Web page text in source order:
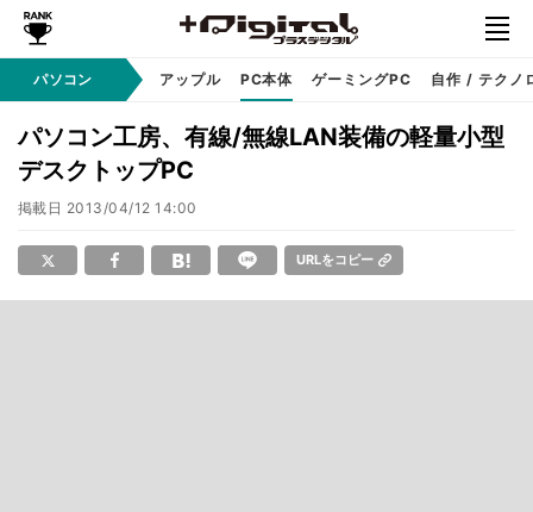
パソコンWindows アップル PC本体 ゲーミングPC 自作 / テクノ
パソコン工房、有線/無線LAN装備の軽量小型
デスクトップPC
掲載日 2013/04/12 14:00
URLをコピー